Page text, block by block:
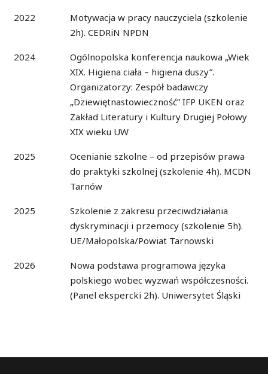
2022
Motywacja w pracy nauczyciela (szkolenie
2h). CEDRiN NPDN
2024
Ogólnopolska konferencja naukowa „Wiek
XIX. Higiena ciała – higiena duszy”.
Organizatorzy: Zespół badawczy
„Dziewiętnastowieczność” IFP UKEN oraz
Zakład Literatury i Kultury Drugiej Połowy
XIX wieku UW
2025
Ocenianie szkolne – od przepisów prawa
do praktyki szkolnej (szkolenie 4h). MCDN
Tarnów
2025
Szkolenie z zakresu przeciwdziałania
dyskryminacji i przemocy (szkolenie 5h).
UE/Małopolska/Powiat Tarnowski
2026
Nowa podstawa programowa języka
polskiego wobec wyzwań współczesności.
(Panel ekspercki 2h). Uniwersytet Śląski